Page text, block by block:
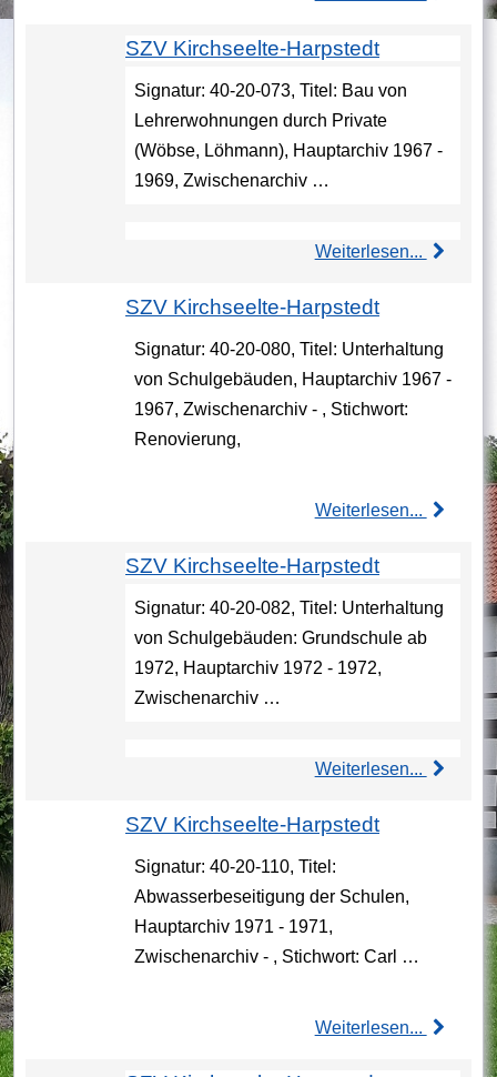
SZV Kirchseelte-Harpstedt
Signatur: 40-20-073, Titel: Bau von
Lehrerwohnungen durch Private
(Wöbse, Löhmann), Hauptarchiv 1967 -
1969, Zwischenarchiv …
Weiterlesen...
SZV Kirchseelte-Harpstedt
Signatur: 40-20-080, Titel: Unterhaltung
von Schulgebäuden, Hauptarchiv 1967 -
1967, Zwischenarchiv - , Stichwort:
Renovierung,
Weiterlesen...
SZV Kirchseelte-Harpstedt
Signatur: 40-20-082, Titel: Unterhaltung
von Schulgebäuden: Grundschule ab
1972, Hauptarchiv 1972 - 1972,
Zwischenarchiv …
Weiterlesen...
SZV Kirchseelte-Harpstedt
Signatur: 40-20-110, Titel:
Abwasserbeseitigung der Schulen,
Hauptarchiv 1971 - 1971,
Zwischenarchiv - , Stichwort: Carl …
Weiterlesen...